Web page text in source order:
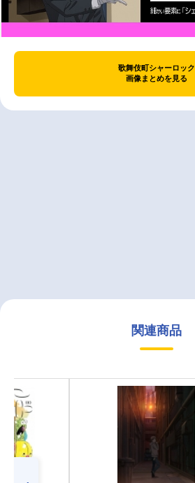
歌舞伎町シャーロック
画像まとめを見る
関連商品